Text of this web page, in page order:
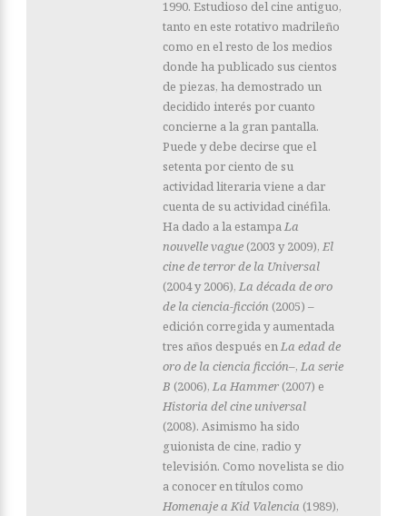
1990. Estudioso del cine antiguo,
tanto en este rotativo madrileño
como en el resto de los medios
donde ha publicado sus cientos
de piezas, ha demostrado un
decidido interés por cuanto
concierne a la gran pantalla.
Puede y debe decirse que el
setenta por ciento de su
actividad literaria viene a dar
cuenta de su actividad cinéfila.
Ha dado a la estampaLa
nouvelle vague (2003 y 2009), El
cine de terror de la Universal
(2004 y 2006), La década de oro
de la ciencia-ficción (2005) –
edición corregida y aumentada
tres años después enLa edad de
oro de la ciencia ficción–, La serie
B (2006), La Hammer (2007) e
Historia del cine universal
(2008). Asimismo ha sido
guionista de cine, radio y
televisión. Como novelista se dio
a conocer en títulos como
Homenaje a Kid Valencia (1989),